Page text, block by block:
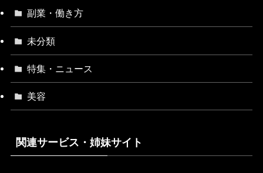
副業・働き方
未分類
特集・ニュース
美容
関連サービス・姉妹サイト